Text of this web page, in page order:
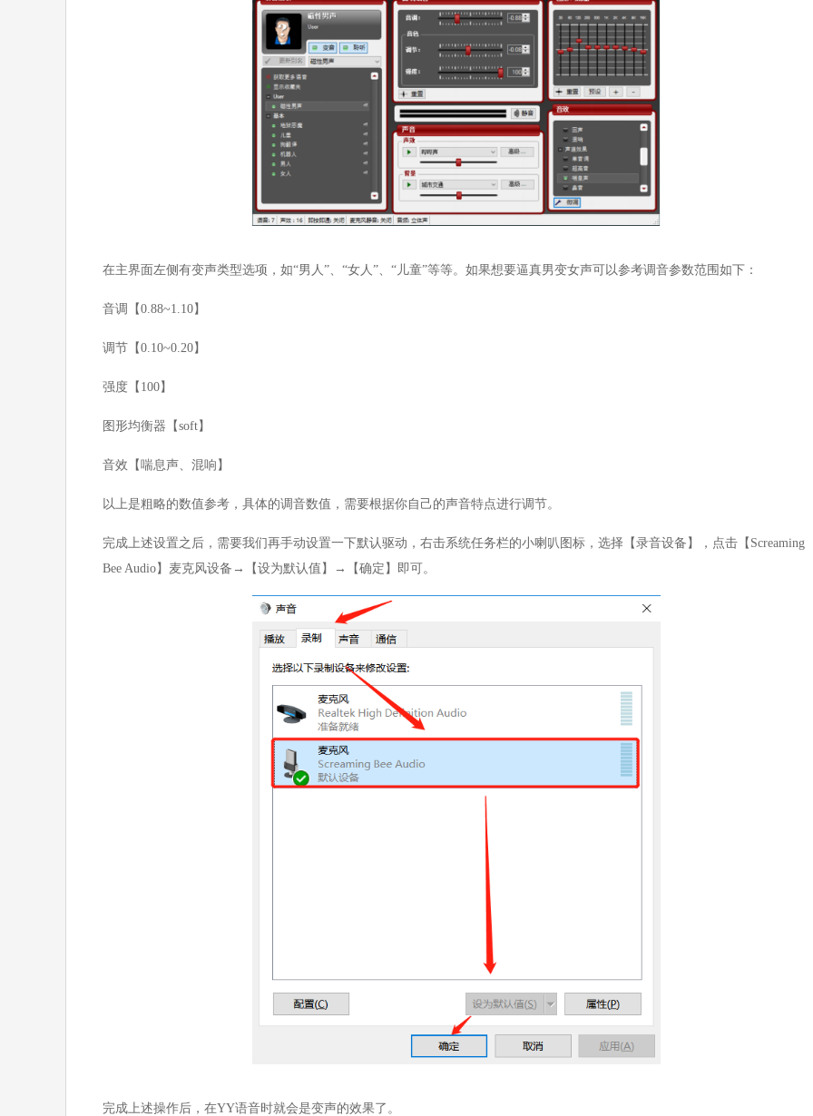
在主界面左侧有变声类型选项，如“男人”、“女人”、“儿童”等等。如果想要逼真男变女声可以参考调音参数范围如下：
音调【0.88~1.10】
调节【0.10~0.20】
强度【100】
图形均衡器【soft】
音效【喘息声、混响】
以上是粗略的数值参考，具体的调音数值，需要根据你自己的声音特点进行调节。
完成上述设置之后，需要我们再手动设置一下默认驱动，右击系统任务栏的小喇叭图标，选择【录音设备】，点击【Screaming
Bee Audio】麦克风设备→【设为默认值】→【确定】即可。
完成上述操作后，在YY语音时就会是变声的效果了。